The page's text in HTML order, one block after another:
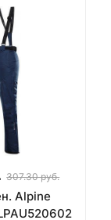
307.30 руб.
Alpine